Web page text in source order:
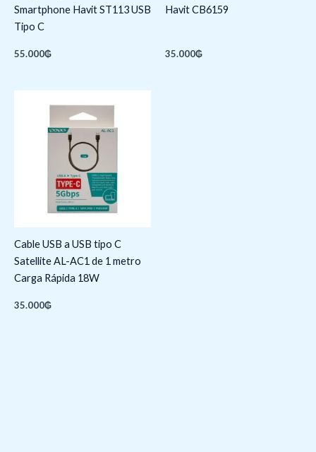
Smartphone Havit ST113 USB
Tipo C
55.000₲
Havit CB6159
35.000₲
Cable USB a USB tipo C
Satellite AL-AC1 de 1 metro
Carga Rápida 18W
35.000₲